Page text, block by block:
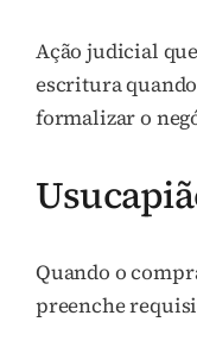
Ação judicial
escritura
formalizar o
Quando o
preenche